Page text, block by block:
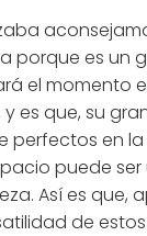
porque es un
el momento
es que, su
perfectos en
puede ser
Así es que,
de